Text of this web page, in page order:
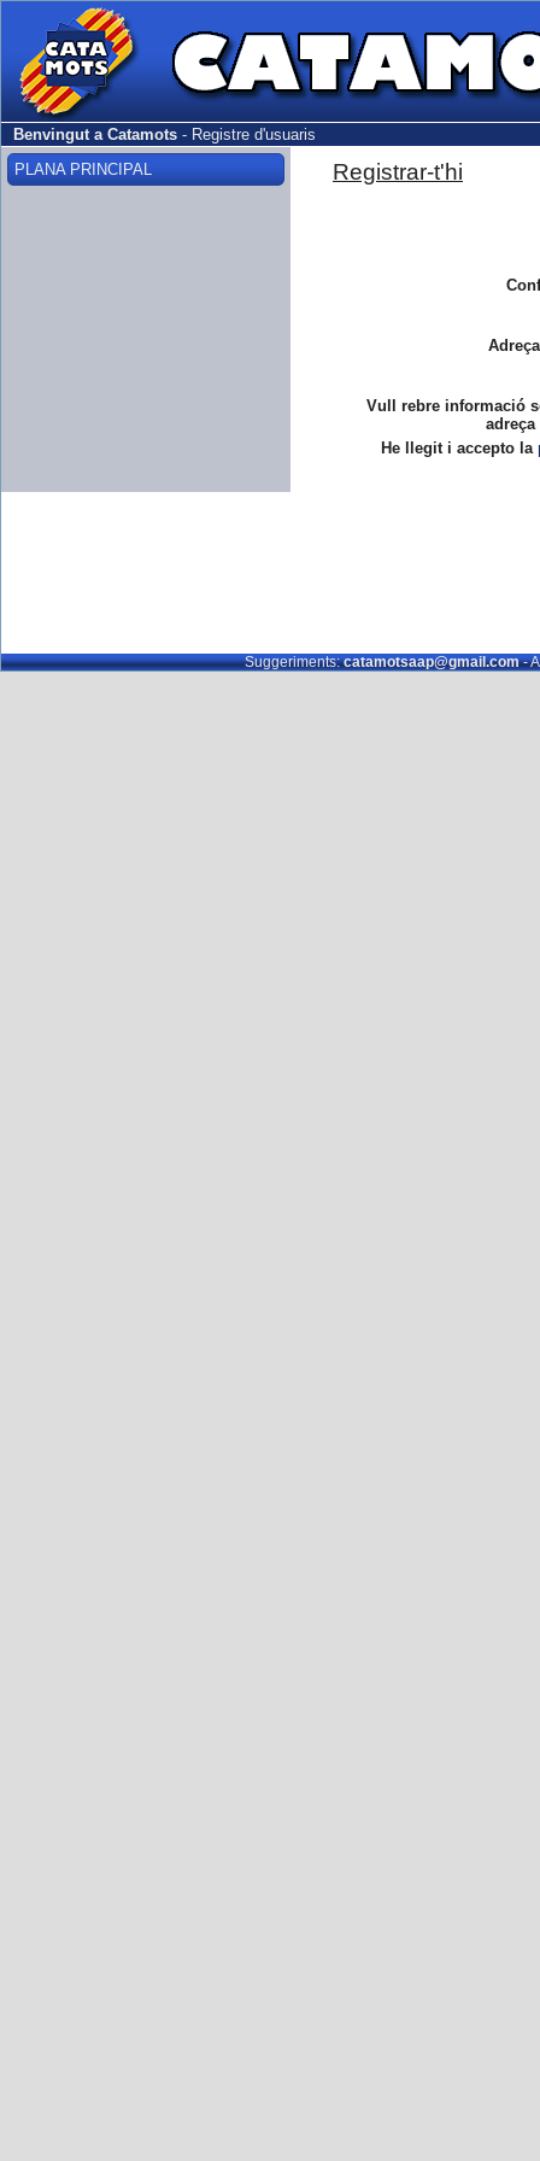
Benvingut a Catamots - Registre d'usuaris
PLANA PRINCIPAL
Registrar-t'hi
Vull rebre informació
He llegit i accepto la
Suggeriments:catamotsaap@gmail.com-